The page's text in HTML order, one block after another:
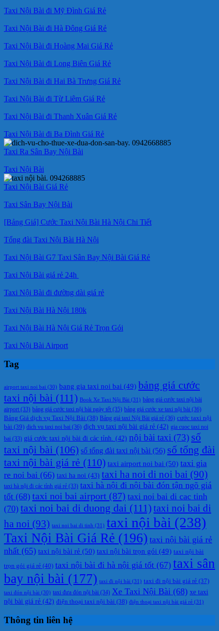
Taxi Nội Bài đi Mỹ Đình Giá Rẻ
Taxi Nội Bài đi Hà Đông Giá Rẻ
Taxi Nội Bài đi Hoàng Mai Giá Rẻ
Taxi Nội Bài đi Long Biên Giá Rẻ
Taxi Nội Bài đi Hai Bà Trưng Giá Rẻ
Taxi Nội Bài đi Từ Liêm Giá Rẻ
Taxi Nội Bài đi Thanh Xuân Giá Rẻ
Taxi Nội Bài đi Ba Đình Giá Rẻ
Taxi Ra Sân Bay Nội Bài
Taxi Nội Bài
Taxi Nội Bài Giá Rẻ
Taxi Sân Bay Nội Bài
[Bảng Giá] Cước Taxi Nội Bài Hà Nội Chi Tiết
Tổng đài Taxi Nội Bài Hà Nội
Taxi Nội Bài G7 Taxi Sân Bay Nội Bài Giá Rẻ
Taxi Nội Bài giá rẻ 24h
Taxi Nội Bài đi đường dài giá rẻ
Taxi Nội Bài Hà Nội 180k
Taxi Nội Bài Hà Nội Giá Rẻ Trọn Gói
Taxi Nội Bài Airport
Tag
airport taxi noi bai (30) bang gia taxi noi bai (49) bảng giá cước
taxi nội bài (111) Book Xe Taxi Nội Bài (31) bảng giá cước taxi nội bài
airport (33) bảng giá cước taxi nội bài ngày tết (35) bảng giá cước xe taxi nội bài (36)
Bảng Giá dịch vụ Taxi Nội Bài (38) Bảng giá taxi Nội Bài giá rẻ (36) cước taxi nội
bài (39) dich vu taxi noi bai (36) dịch vụ taxi nội bài giá rẻ (42) gia cuoc taxi noi
bai (33) giá cước taxi nội bài đi các tỉnh. (42) nội bài taxi (73) số
taxi nội bài (106) số tổng đài taxi nội bài (56) số tổng đài
taxi nội bài giá rẻ (110) taxi airport noi bai (50) taxi gia
re noi bai (66) taxi ha noi (43) taxi ha noi di noi bai (90)
taxi hà nội đi các tỉnh giá rẻ (33) taxi hà nội đi nội bài đón tận ngõ giá
tốt (68) taxi noi bai airport (87) taxi noi bai di cac tinh
(70) taxi noi bai di duong dai (111)taxi noi bai di
ha noi (93) taxi noi bai di tinh (31) taxi nội bài (238)
Taxi Nội Bài Giá Rẻ (196) taxi nội bài giá rẻ
nhất (65) taxi nội bài rẻ (50) taxi nội bài trọn gói (49) taxi nội bài
trọn gói giá rẻ (40) taxi nội bài đi hà nội giá tốt (67) taxi sân
bay nội bài (177) taxi đi nội bài (31) taxi đi nội bài giá rẻ (37)
taxi đón nội bài (30) taxi đưa đón nội bài (34) Xe Taxi Nội Bài (68) xe taxi
nội bài giá rẻ (42) điện thoại taxi nội bài (38) điện thoại taxi nội bài giá rẻ (31)
Thông tin liên hệ